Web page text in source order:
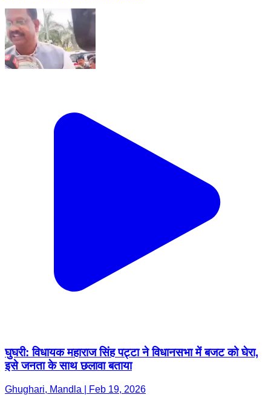
घुघरी: विधायक महाराज सिंह पट्टा ने विधानसभा में बजट को घेरा,
इसे जनता के साथ छलावा बताया
Ghughari, Mandla | Feb 19, 2026